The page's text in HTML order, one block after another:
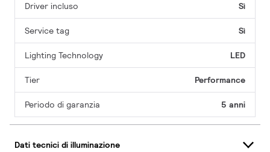
Driver incluso Sì
Service tag Sì
Lighting Technology LED
Tier Performance
Periodo di garanzia 5 anni
Dati tecnici di illuminazione